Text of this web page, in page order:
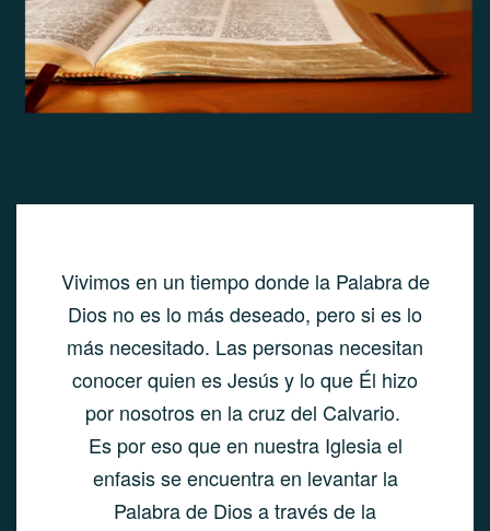
Vivimos en un tiempo donde la Palabra de
Dios no es lo más deseado, pero si es lo
más necesitado. Las personas necesitan
conocer quien es Jesús y lo que Él hizo
por nosotros en la cruz del Calvario.
Es por eso que en nuestra Iglesia el
enfasis se encuentra en levantar la
Palabra de Dios a través de la